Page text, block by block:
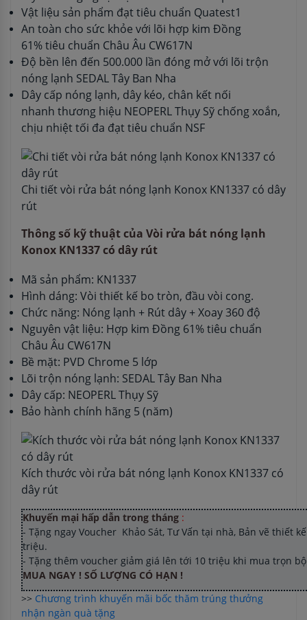
Vật liệu sản phẩm đạt tiêu chuẩn Quatest1
An toàn cho sức khỏe với lõi hợp kim Đồng
61% tiêu chuẩn Châu Âu CW617N
Độ bền lên đến 500.000 lần đóng mở với lõi trộn
nóng lạnh SEDAL Tây Ban Nha
Dây cấp nóng lạnh, dây kéo, chân kết nối
nhanh thương hiệu NEOPERL Thụy Sỹ chống xoắn,
chịu nhiệt tối đa đạt tiêu chuẩn NSF
Chi tiết vòi rửa bát nóng lạnh Konox KN1337 có dây
rút
Thông số kỹ thuật của Vòi rửa bát nóng lạnh
Konox KN1337 có dây rút
Mã sản phẩm: KN1337
Hình dáng: Vòi thiết kế bo tròn, đầu vòi cong.
Chức năng: Nóng lạnh + Rút dây + Xoay 360 độ
Nguyên vật liệu: Hợp kim Đồng 61% tiêu chuẩn
Châu Âu CW617N
Bề mặt: PVD Chrome 5 lớp
Lõi trộn nóng lạnh: SEDAL Tây Ban Nha
Dây cấp: NEOPERL Thụy Sỹ
Bảo hành chính hãng 5 (năm)
Kích thước vòi rửa bát nóng lạnh Konox KN1337 có
dây rút
Khuyến mại hấp dẫn trong tháng :
- Tặng ngay Voucher Khảo Sát, Tư Vấn tại nhà, Bản vẽ thiết
triệu.
- Tặng thêm voucher giảm giá lên tới 10 triệu khi mua trọn
MUA NGAY ! SỐ LƯỢNG CÓ HẠN !
>> Chương trình khuyến mãi bốc thăm trúng thưởng
nhận ngàn quà tặng